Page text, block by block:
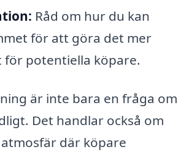
Råd om hur du kan
för att göra det mer
potentiella köpare.
är inte bara en fråga om
Det handlar också om
där köpare